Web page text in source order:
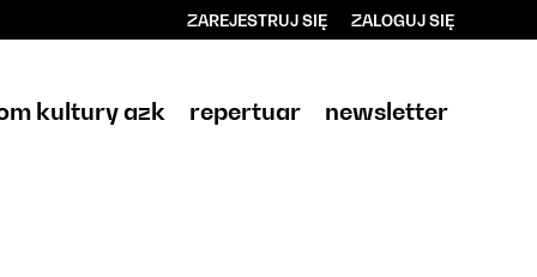
ZAREJESTRUJ SIĘ ZALOGUJ SIĘ
kultury azk repertuar newsletter